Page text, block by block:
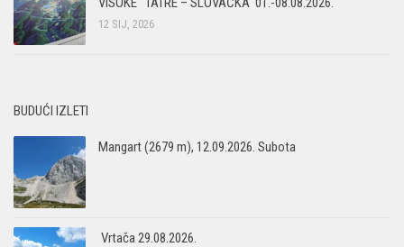
12 SIJ, 2026
BUDUĆI IZLETI
Mangart (2679 m), 12.09.2026. Subota
Vrtača 29.08.2026.